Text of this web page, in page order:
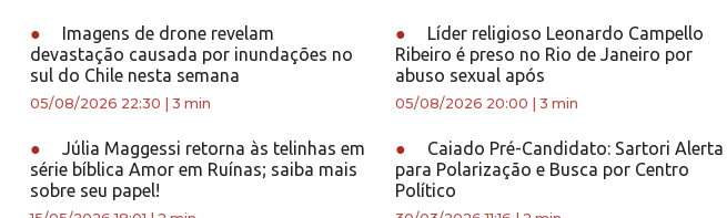
●
Imagens de drone revelam
devastação causada por inundações no
sul do Chile nesta semana
05/08/2026 22:30 3 min
●
Líder religioso Leonardo Campello
Ribeiro é preso no Rio de Janeiro por
abuso sexual após
05/08/2026 20:00 3 min
●
Júlia Maggessi retorna às telinhas em
série bíblica Amor em Ruínas; saiba mais
sobre seu papel!
●
Caiado Pré-Candidato: Sartori Alerta
para Polarização e Busca por Centro
Político